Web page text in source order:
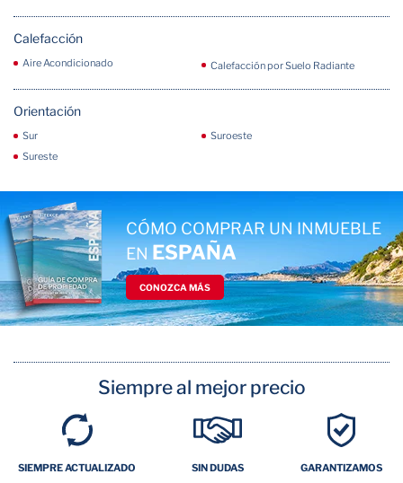
Calefacción
Aire Acondicionado Calefacción por Suelo Radiante
Orientación
Sur
Suroeste
Sureste
CÓMO COMPRAR UN INMUEBLE
EN ESPAÑA
CONOZCA MÁS
Siempre al mejor precio
SIEMPRE ACTUALIZADO
SIN DUDAS
GARANTIZAMOS